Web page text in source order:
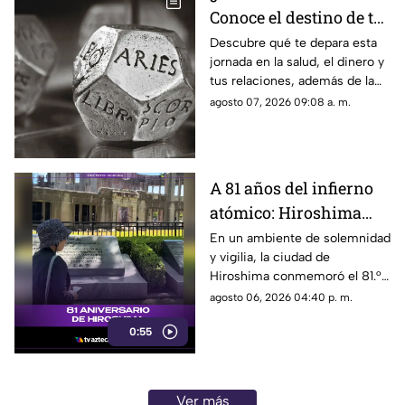
Conoce el destino de tu
signo para este viernes
Descubre qué te depara esta
jornada en la salud, el dinero y
tus relaciones, además de la
palabra clave para guiar tus
agosto 07, 2026 09:08 a. m.
0:55
A 81 años del infierno
atómico: Hiroshima
exige a las potencias el
fin de la era nuclear
En un ambiente de solemnidad
y vigilia, la ciudad de
Hiroshima conmemoró el 81.°
aniversario del devastador
agosto 06, 2026 04:40 p. m.
Ver más